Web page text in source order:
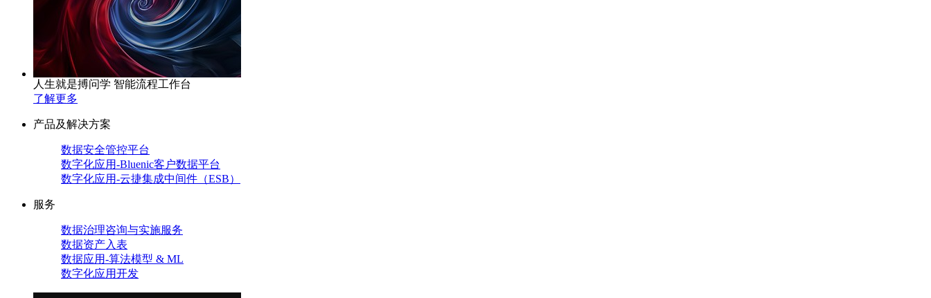
人生就是搏问学 智能流程工作台
了解更多
产品及解决方案
数据安全管控平台
数字化应用-Bluenic客户数据平台
数字化应用-云捷集成中间件（ESB）
服务
数据治理咨询与实施服务
数据资产入表
数据应用-算法模型 & ML
数字化应用开发